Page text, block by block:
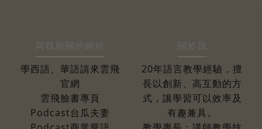
與我相關的網站
學西語、華語請來雲飛
官網
雲飛臉書專頁
Podcast台瓜夫妻
關於我
20年語言教學經驗，擅
長以創新、高互動的方
式，讓學習可以效率及
有趣兼具。